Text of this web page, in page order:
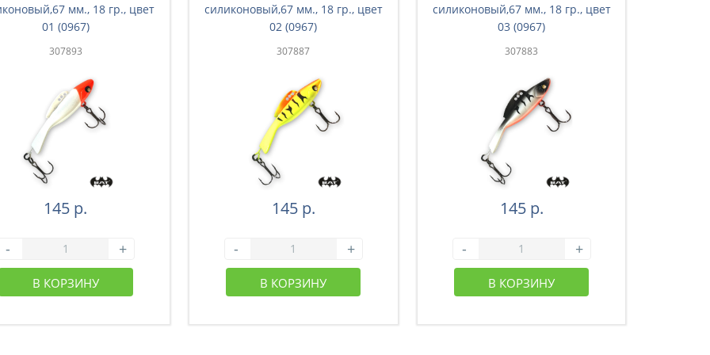
мм., 18 гр., цвет
01 (0967)
307893
145 р.
- +
В КОРЗИНУ
силиконовый,67 мм., 18 гр., цвет
02 (0967)
307887
145 р.
- +
В КОРЗИНУ
силиконовый,67 мм., 18 гр., цвет
03 (0967)
307883
145 р.
- +
В КОРЗИНУ